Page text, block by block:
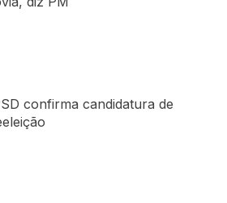
confirma candidatura de